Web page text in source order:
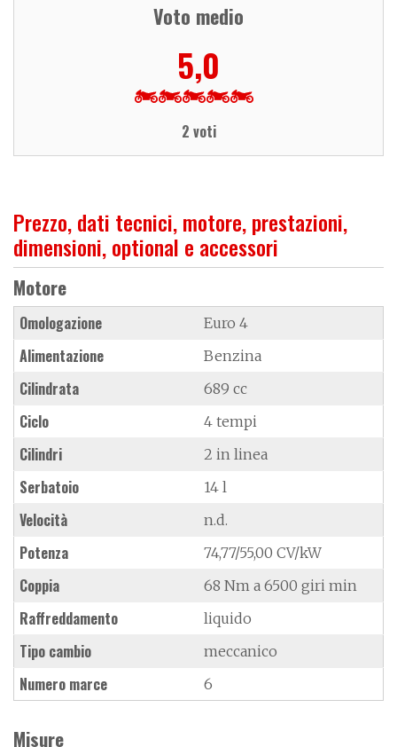
Voto medio
5,0
2 voti
Prezzo, dati tecnici, motore, prestazioni,
dimensioni, optional e accessori
Motore
Omologazione Euro 4
Alimentazione Benzina
Cilindrata 689 cc
Ciclo 4 tempi
Cilindri 2 in linea
Serbatoio 14 l
Velocità n.d.
Potenza 74,77/55,00 CV/kW
Coppia 68 Nm a 6500 giri min
Raffreddamento liquido
Tipo cambio meccanico
Numero marce 6
Misure